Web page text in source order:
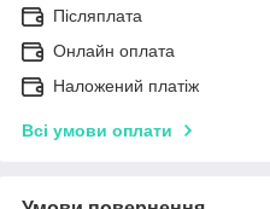
Післяплата
Онлайн оплата
Наложений платіж
Всі умови оплати